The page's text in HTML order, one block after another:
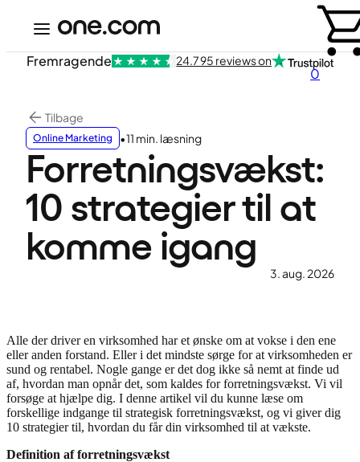
0
Fremragende 24.795 reviews on
Tilbage
Online Marketing •11 min. læsning
Forretningsvækst:
10 strategier til at
komme igang
3. aug. 2026
Alle der driver en virksomhed har et ønske om at vokse i den ene
eller anden forstand. Eller i det mindste sørge for at virksomheden er
sund og rentabel. Nogle gange er det dog ikke så nemt at finde ud
af, hvordan man opnår det, som kaldes for forretningsvækst. Vi vil
forsøge at hjælpe dig. I denne artikel vil du kunne læse om
forskellige indgange til strategisk forretningsvækst, og vi giver dig
10 strategier til, hvordan du får din virksomhed til at vækste.
Definition af forretningsvækst